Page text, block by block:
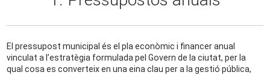
El pressupost municipal és el pla econòmic i financer anual
vinculat a l’estratègia formulada pel Govern de la ciutat, per la
qual cosa es converteix en una eina clau per a la gestió pública,